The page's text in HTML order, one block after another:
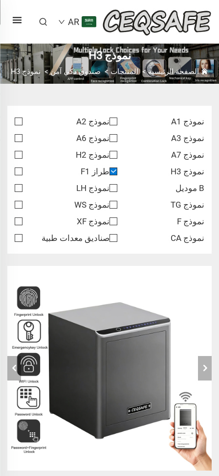
AR
نموذج H3
الصفحة الرئيسية>المنتجات >صندوق ذكي آمن> نموذج H3
نموذج A1
نموذج A2
نموذج A3
نموذج A6
نموذج A7
نموذج H2
نموذج H3
طراز F1
B موديل
نموذج LH
نموذج TG
نموذج WS
نموذج F
نموذج XF
نموذج CA
صناديق معدات طبية